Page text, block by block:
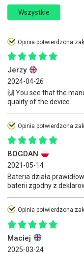
Wszystkie
Opinia potwierdzona
Jerzy
2024-04-26
🙌 You see that the
quality of the device.
Opinia potwierdzona
BOGDAN
2021-05-14
Bateria działa
baterii zgodny z
Opinia potwierdzona
Maciej
2025-03-24